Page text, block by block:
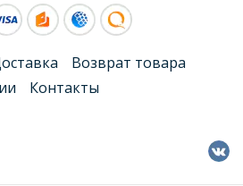
Возврат товара
Контакты